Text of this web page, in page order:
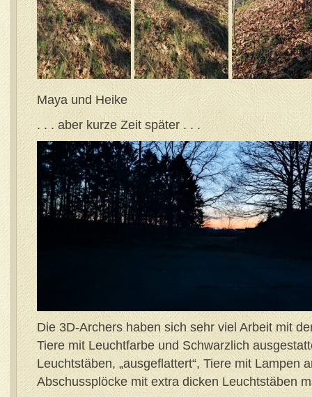
Maya und Heike
. . . aber kurze Zeit später . . .
Die 3D-Archers haben sich sehr viel Arbeit mit
Tiere mit Leuchtfarbe und Schwarzlich
Leuchtstäben, „ausgeflattert“, Tiere mit Lampen
Abschussplöcke mit extra dicken Leuchtstäben